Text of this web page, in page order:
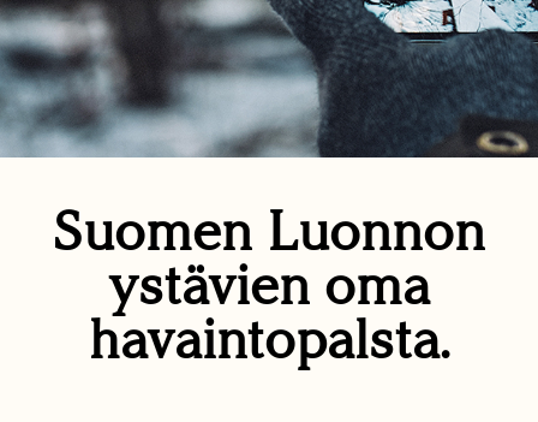
Suomen Luonnon
ystävien oma
havaintopalsta.